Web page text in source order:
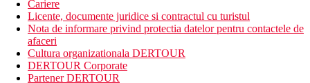
Cariere
Licente, documente juridice si contractul cu turistul
Nota de informare privind protectia datelor pentru contactele de
afaceri
Cultura organizationala DERTOUR
DERTOUR Corporate
Partener DERTOUR